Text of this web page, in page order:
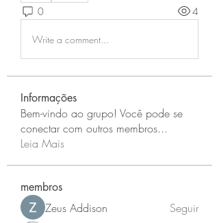
0 4
Write a comment...
Informações
Bem-vindo ao grupo! Você pode se
conectar com outros membros...
Leia Mais
membros
Zeus Addison Seguir